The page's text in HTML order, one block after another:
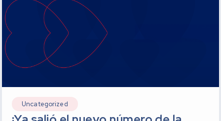
Uncategorized